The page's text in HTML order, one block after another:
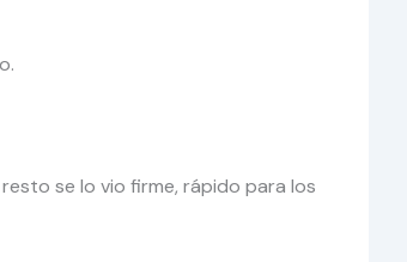
se lo vio firme, rápido para los